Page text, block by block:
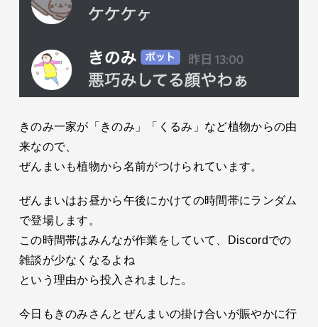
きのみ一家が「きのみ」「くるみ」など植物からの由
来なので、
ぜんまいも植物から名前がつけられています。
ぜんまいはお昼から午後にかけての時間帯にランダム
で登場します。
この時間帯はみんなが作業をしていて、Discordでの
雑談が少なくなるよね
という理由から投入されました。
今日もきのみさんとぜんまいの掛け合いが賑やかに行